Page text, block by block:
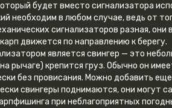
будет вместо сигнализатора
необходим в любом случае, ведь от
сигнализаторов разная,
движется по направлению к берегу.
является свингер — это
рычаге) крепится груз. Обычно он
без провисания. Можно добавить еще
свингеры поднимаются, они могут
при неблагоприятных